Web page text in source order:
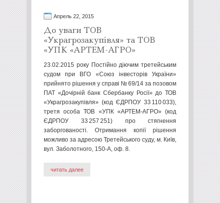
Апрель 22, 2015
До уваги ТОВ
«Украгрозакупівля» та ТОВ
«УПК «АРТЕМ-АГРО»
23.02.2015 року Постійно діючим третейським
судом при ВГО «Союз інвесторів України»
прийнято рішення у справі № 69/14 за позовом
ПАТ «Дочірній банк Сбербанку Росії» до ТОВ
«Украгрозакупівля» (код ЄДРПОУ 33 110 033),
третя особа ТОВ «УПК «АРТЕМ-АГРО» (код
ЄДРПОУ 33 257 251) про стягнення
заборгованості. Отримання копії рішення
можливо за адресою Третейського суду, м. Київ,
вул. Заболотного, 150-А, оф. 8.
читать далее